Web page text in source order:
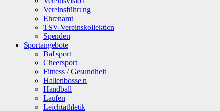
Vereinsführung
Ehrenamt
TSV-Vereinskollektion
Spenden
Sportangebote
Ballsport
Cheersport
Fitness / Gesundheit
Hallenbosseln
Handball
Laufen
Leichtathletik